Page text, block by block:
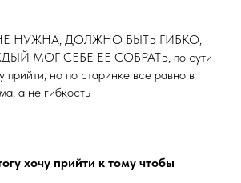
НУЖНА, ДОЛЖНО БЫТЬ ГИБКО,
МОГ СЕБЕ ЕЕ СОБРАТЬ, по сути
прийти, но по старинке все равно в
а не гибкость
хочу прийти к тому чтобы